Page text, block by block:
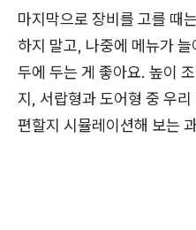
마지막으로 장비를 고를 때
하지 말고, 나중에 메뉴가
두에 두는 게 좋아요. 높이
지, 서랍형과 도어형 중 우
편할지 시뮬레이션해 보는